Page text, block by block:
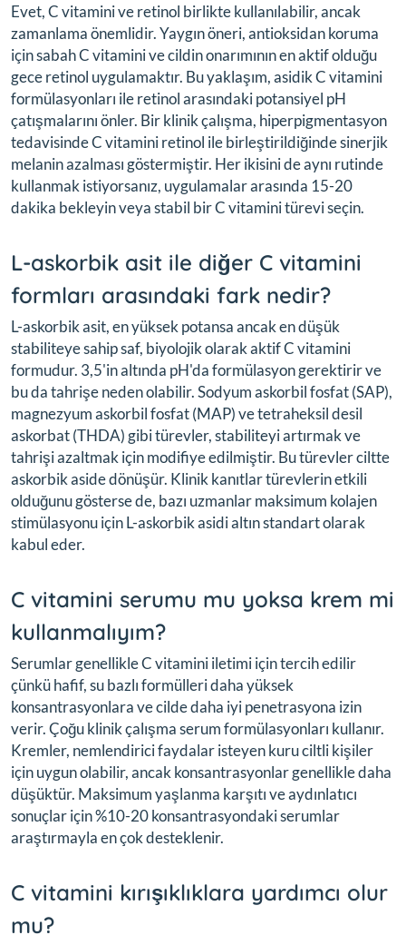
Evet, C vitamini ve retinol birlikte kullanılabilir, ancak
zamanlama önemlidir. Yaygın öneri, antioksidan koruma
için sabah C vitamini ve cildin onarımının en aktif olduğu
gece retinol uygulamaktır. Bu yaklaşım, asidik C vitamini
formülasyonları ile retinol arasındaki potansiyel pH
çatışmalarını önler. Bir klinik çalışma, hiperpigmentasyon
tedavisinde C vitamini retinol ile birleştirildiğinde sinerjik
melanin azalması göstermiştir. Her ikisini de aynı rutinde
kullanmak istiyorsanız, uygulamalar arasında 15-20
dakika bekleyin veya stabil bir C vitamini türevi seçin.
L-askorbik asit ile diğer C vitamini
formları arasındaki fark nedir?
L-askorbik asit, en yüksek potansa ancak en düşük
stabiliteye sahip saf, biyolojik olarak aktif C vitamini
formudur. 3,5'in altında pH'da formülasyon gerektirir ve
bu da tahrişe neden olabilir. Sodyum askorbil fosfat (SAP),
magnezyum askorbil fosfat (MAP) ve tetraheksil desil
askorbat (THDA) gibi türevler, stabiliteyi artırmak ve
tahrişi azaltmak için modifiye edilmiştir. Bu türevler ciltte
askorbik aside dönüşür. Klinik kanıtlar türevlerin etkili
olduğunu gösterse de, bazı uzmanlar maksimum kolajen
stimülasyonu için L-askorbik asidi altın standart olarak
kabul eder.
C vitamini serumu mu yoksa krem mi
kullanmalıyım?
Serumlar genellikle C vitamini iletimi için tercih edilir
çünkü hafif, su bazlı formülleri daha yüksek
konsantrasyonlara ve cilde daha iyi penetrasyona izin
verir. Çoğu klinik çalışma serum formülasyonları kullanır.
Kremler, nemlendirici faydalar isteyen kuru ciltli kişiler
için uygun olabilir, ancak konsantrasyonlar genellikle daha
düşüktür. Maksimum yaşlanma karşıtı ve aydınlatıcı
sonuçlar için %10-20 konsantrasyondaki serumlar
araştırmayla en çok desteklenir.
C vitamini kırışıklıklara yardımcı olur
mu?